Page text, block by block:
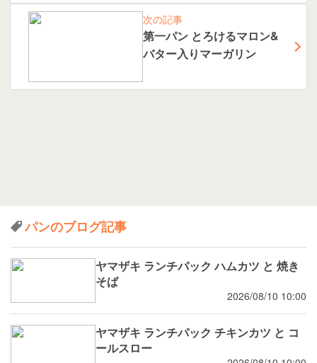
次の記事
第一パン とろけるマロン&
バター入りマーガリン
パンのブログ記事
ヤマザキ ランチパック ハムカツ と 焼き
そば
2026/08/10 10:00
ヤマザキ ランチパック チキンカツ と コ
ールスロー